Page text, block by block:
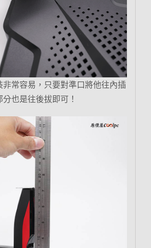
非常容易，只要對準口將他往內插
也是往後拔即可！